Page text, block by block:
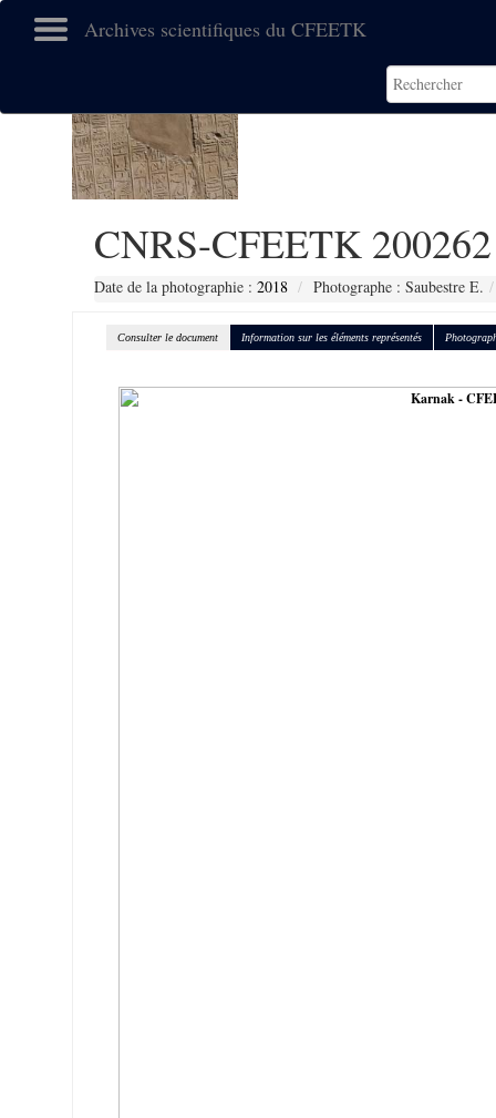
Archives scientifiques du CFEETK
CNRS-CFEETK 200262
Date de la photographie : 2018 Photographe : Saubestre E.
Consulter le document Information sur les éléments représentés